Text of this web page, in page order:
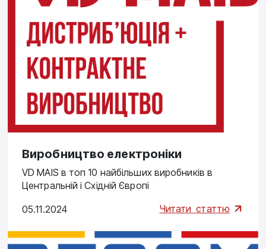
Виробництво електроніки
VD MAIS в топ 10 найбільших виробників в
Центральній і Східній Європі
05.11.2024 Читати статтю